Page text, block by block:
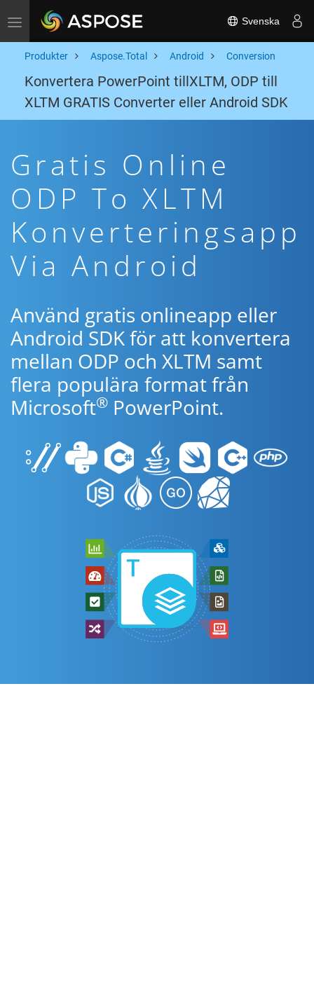
Toggle navigation Svenska
Produkter Aspose.Total Android Conversion
Konvertera PowerPoint tillXLTM, ODP till
XLTM GRATIS Converter eller Android SDK
Gratis Online
ODP To XLTM
Konverteringsapp
Via Android
Använd gratis onlineapp eller
Android SDK för att konvertera
mellan ODP och XLTM samt
flera populära format från
Microsoft® PowerPoint.